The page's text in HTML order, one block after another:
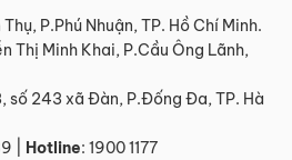
P.Phú Nhuận, TP. Hồ Chí Minh.
Thị Minh Khai, P.Cầu Ông Lãnh,
số 243 xã Đàn, P.Đống Đa, TP. Hà
Hotline: 1900 1177